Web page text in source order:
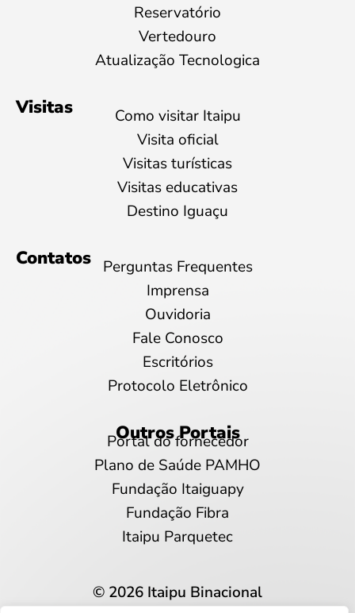
Reservatório
Vertedouro
Atualização Tecnologica
Visitas
Como visitar Itaipu
Visita oficial
Visitas turísticas
Visitas educativas
Destino Iguaçu
Contatos
Perguntas Frequentes
Imprensa
Ouvidoria
Fale Conosco
Escritórios
Protocolo Eletrônico
Outros Portais
Portal do fornecedor
Plano de Saúde PAMHO
Fundação Itaiguapy
Fundação Fibra
Itaipu Parquetec
© 2026 Itaipu Binacional